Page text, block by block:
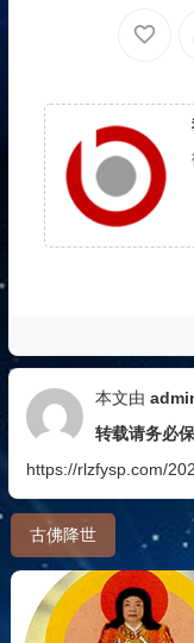
本文由
转载请务必
https://rlzfysp.com/
古佛降世